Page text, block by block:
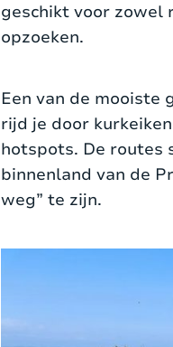
geschikt voor zowel
opzoeken.
Een van de mooiste
rijd je door
hotspots. De routes
binnenland van de
weg” te zijn.